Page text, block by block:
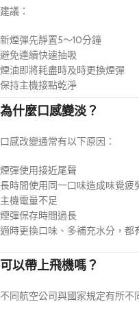
建議：
新煙彈先靜置5～10分鐘
避免連續快速抽吸
煙油即將耗盡時及時更換煙彈
保持主機接點乾淨
為什麼口感變淡？
口感改變通常有以下原因：
煙彈使用接近尾聲
長時間使用同一口味造成味覺疲
主機電量不足
煙彈保存時間過長
適時更換口味、多補充水分，都
可以帶上飛機嗎？
不同航空公司與國家規定有所不